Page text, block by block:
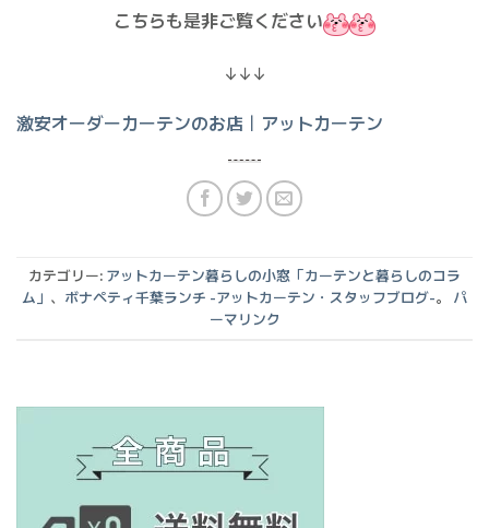
こちらも是非ご覧ください
↓↓↓
激安オーダーカーテンのお店｜アットカーテン
カテゴリー: アットカーテン暮らしの小窓「カーテンと暮らしのコラ
ム」 、 ボナペティ千葉ランチ -アットカーテン・スタッフブログ-。 パ
ーマリンク